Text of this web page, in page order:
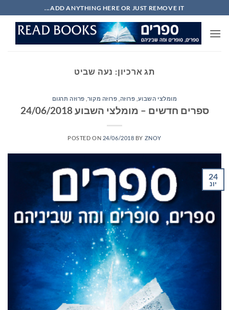
to
content
ADD ANYTHING HERE OR JUST REMOVE IT...
תג ארכיון: נעה שביט
מומלצי השבוע פרוזה פרוזה מקור פרוזה תרגום
ספרים חדשים – מומלצי השבוע 24/06/2018
POSTED ON 24/06/2018 BY ZNOY
24
יונ